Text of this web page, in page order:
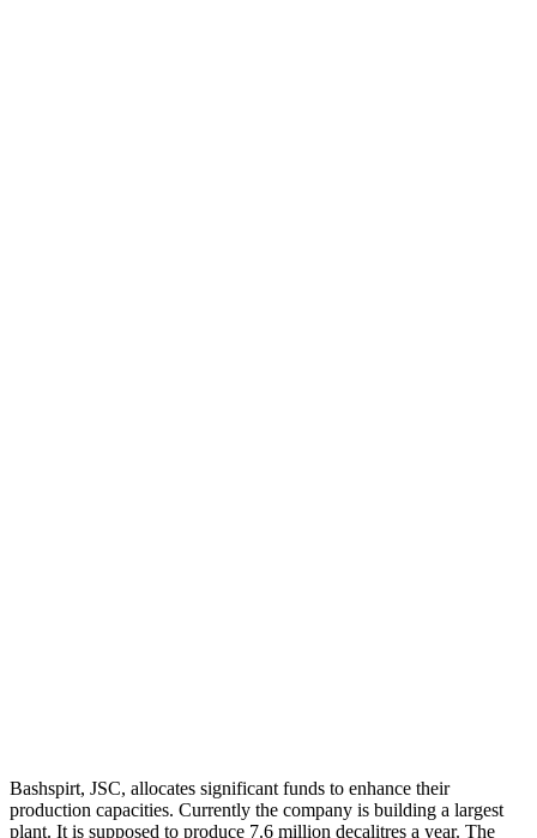
Bashspirt, JSC, allocates significant funds to enhance their
production capacities. Currently the company is building a largest
plant. It is supposed to produce 7.6 million decalitres a year. The